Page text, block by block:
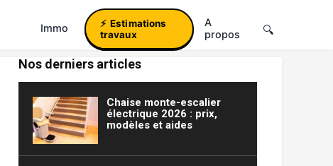
Immo
Estimations
travaux
A
propos
Nos derniers articles
Chaise monte-escalier
électrique 2026 : prix,
modèles et aides